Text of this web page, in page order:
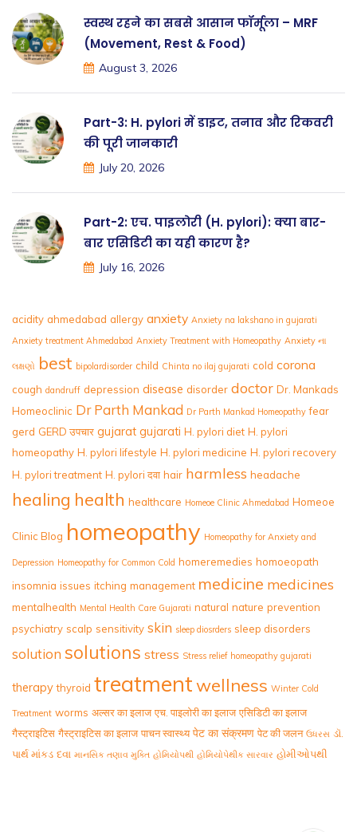
स्वस्थ रहने का सबसे आसान फॉर्मूला – MRF
(Movement, Rest & Food)
August 3, 2026
Part-3: H. pylori में डाइट, तनाव और रिकवरी
की पूरी जानकारी
July 20, 2026
Part-2: एच. पाइलोरी (H. pylori): क्या बार-
बार एसिडिटी का यही कारण है?
July 16, 2026
acidity ahmedabad allergy anxiety Anxiety na lakshano in gujarati
Anxiety treatment Ahmedabad Anxiety Treatment with Homeopathy Anxiety ના
લક્ષણો best bipolardisorder child Chinta no ilaj gujarati cold corona
cough dandruff depression disease disorder doctor Dr. Mankads
Homeoclinic Dr Parth Mankad Dr Parth Mankad Homeopathy fear
gerd GERD उपचार gujarat gujarati H. pylori diet H. pylori
homeopathy H. pylori lifestyle H. pylori medicine H. pylori recovery
H. pylori treatment H. pylori दवा hair harmless headache
healing health healthcare Homeoe Clinic Ahmedabad Homeoe
Clinic Blog homeopathy Homeopathy for Anxiety and
Depression Homeopathy for Common Cold homeremedies homoeopath
insomnia issues itching management medicine medicines
mentalhealth Mental Health Care Gujarati natural nature prevention
psychiatry scalp sensitivity skin sleep diosrders sleep disorders
solution solutions stress Stress relief homeopathy gujarati
therapy thyroid treatmentwellness Winter Cold
Treatment worms अल्सर का इलाज एच. पाइलोरी का इलाज एसिडिटी का इलाज
गैस्ट्राइटिस गैस्ट्राइटिस का इलाज पाचन स्वास्थ्य पेट का संक्रमण पेट की जलन ઉધરસ ડૉ.
પાર્થ માંકડ દવા માનસિક તણાવ મુક્તિ હોમિયોપથી હોમિયોપેથીક સારવાર હોમીઓપથી